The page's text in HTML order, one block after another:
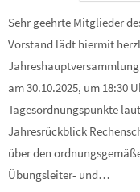
Sehr geehrte Mitglieder
Vorstand lädt hiermit
am 30.10.2025, um 18:30
Tagesordnungspunkte
Jahresrückblick
über den
Übungsleiter- und…